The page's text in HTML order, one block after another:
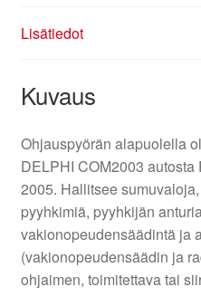
Lisätiedot
Kuvaus
Ohjauspyörän alapuolella
DELPHI COM2003
2005. Hallitsee
pyyhkimiä, pyyhkijän
vakionopeudensäädintä ja
(vakionopeudensäädin ja
ohjaimen, toimitettava tai